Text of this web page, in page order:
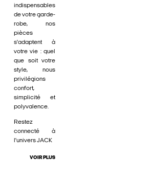
indispensables
de votre garde-
robe, nos
pièces
s'adaptent à
votre vie : quel
que soit votre
style, nous
privilégions
confort,
simplicité et
polyvalence.
Restez
connecté à
l'univers JACK
VOIR PLUS